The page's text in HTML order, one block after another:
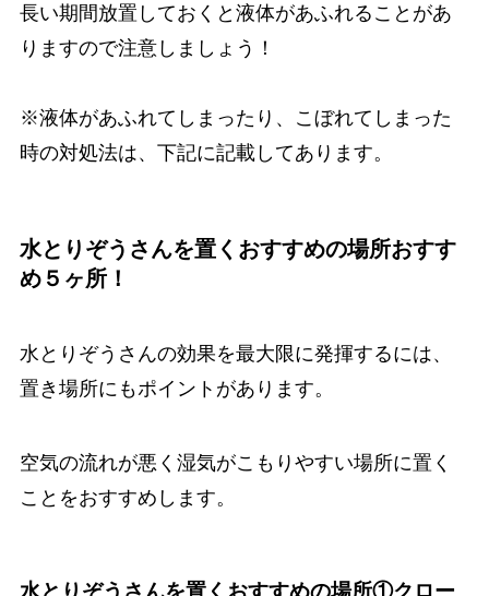
長い期間放置しておくと液体があふれることがあ
りますので注意しましょう！
※液体があふれてしまったり、こぼれてしまった
時の対処法は、下記に記載してあります。
水とりぞうさんを置くおすすめの場所おすす
め５ヶ所！
水とりぞうさんの効果を最大限に発揮するには、
置き場所にもポイントがあります。
空気の流れが悪く湿気がこもりやすい場所に置く
ことをおすすめします。
水とりぞうさんを置くおすすめの場所①クロー